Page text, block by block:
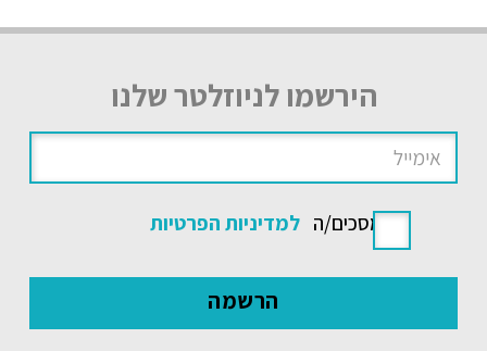
הירשמו לניוזלטר שלנו
אני מסכים/ה למדיניות הפרטיות